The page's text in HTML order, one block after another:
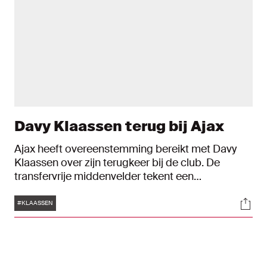
Davy Klaassen terug bij Ajax
Ajax heeft overeenstemming bereikt met Davy
Klaassen over zijn terugkeer bij de club. De
transfervrije middenvelder tekent een
looptijd heeft tot en met 30 juni 2025.
Tags
#KLAASSEN